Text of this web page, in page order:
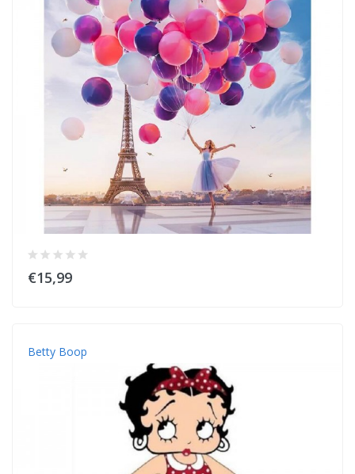
€15,99
Betty Boop